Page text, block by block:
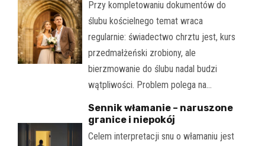
Przy kompletowaniu dokumentów do
ślubu kościelnego temat wraca
regularnie: świadectwo chrztu jest, kurs
przedmałżeński zrobiony, ale
bierzmowanie do ślubu nadal budzi
wątpliwości. Problem polega na…
Sennik włamanie – naruszone
granice i niepokój
Celem interpretacji snu o włamaniu jest